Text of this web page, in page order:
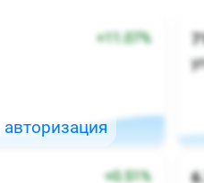
авторизация